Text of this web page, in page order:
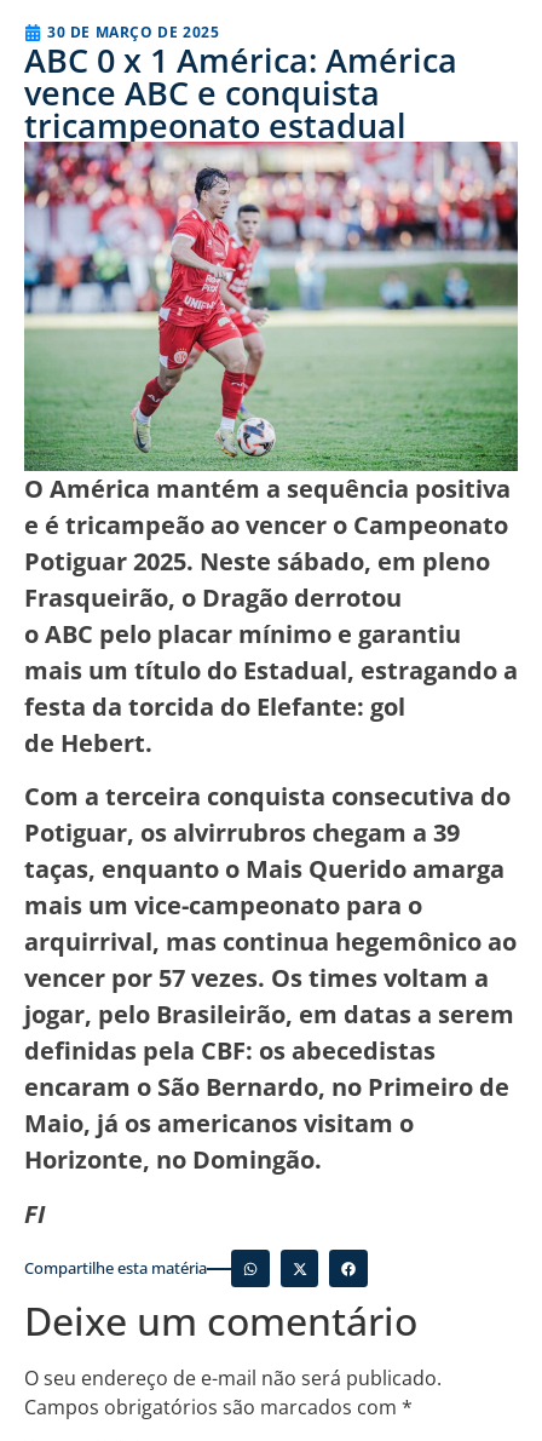
30 DE MARÇO DE 2025
ABC 0 x 1 América: América
vence ABC e conquista
tricampeonato estadual
O América mantém a sequência positiva
e é tricampeão ao vencer o Campeonato
Potiguar 2025. Neste sábado, em pleno
Frasqueirão, o Dragão derrotou
o ABC pelo placar mínimo e garantiu
mais um título do Estadual, estragando a
festa da torcida do Elefante: gol
de Hebert.
Com a terceira conquista consecutiva do
Potiguar, os alvirrubros chegam a 39
taças, enquanto o Mais Querido amarga
mais um vice-campeonato para o
arquirrival, mas continua hegemônico ao
vencer por 57 vezes. Os times voltam a
jogar, pelo Brasileirão, em datas a serem
definidas pela CBF: os abecedistas
encaram o São Bernardo, no Primeiro de
Maio, já os americanos visitam o
Horizonte, no Domingão.
FI
Compartilhe esta matéria
Deixe um comentário
O seu endereço de e-mail não será publicado.
Campos obrigatórios são marcados com *